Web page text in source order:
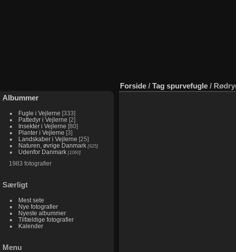
Albummer
Fugle i Vejlerne 333
Pattedyr i Vejlerne 2
Insekter i Vejlerne 80
Planter i Vejlerne 3
Landskaber i Vejlerne 25
Naturen, øvrige Danmark 625
Udenfor Danmark 1060
1983 fotografier
Særligt
Mest sete
Nye fotografier
Nyeste albummer
Tilfældige fotografier
Kalender
Menu
Forside / Tag spurvefugle /